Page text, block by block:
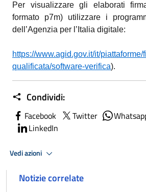
Per visualizzare gli elaborati
formato p7m) utilizzare i
dell’Agenzia per l’Italia digitale:
https://www.agid.gov.it/it/
qualificata/software-verifica).
Condividi:
Facebook Twitter
LinkedIn
Vedi azioni
Notizie correlate